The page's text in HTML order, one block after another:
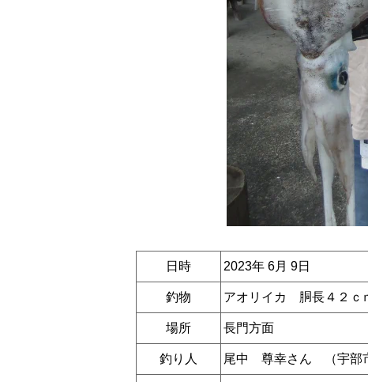
日時 2023年 6月 9日
釣物 アオリイカ 胴長４２ｃ
場所 長門方面
釣り人 尾中 尊幸さん （宇部